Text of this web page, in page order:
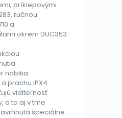
príklepovými
ručnou
a
okrem DUC353
nabitia
prachu IPX4
viditeľnosť
a to aj v tme
špeciálne